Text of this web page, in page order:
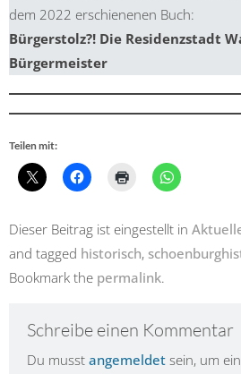
dem 2022 erschienenen Buch:
Bürgerstolz?! Die Residenzstadt
Bürgermeister
Teilen mit:
Dieser Beitrag ist eingestellt in
and tagged historisch,
Bookmark the permalink.
Schreibe einen Kommentar
Du musst angemeldet sein, um